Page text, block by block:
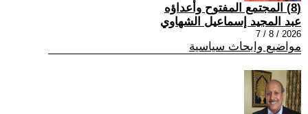
(8) المجتمع المفتوح وأعداؤه
عبد المجيد إسماعيل الشهاوي
2026 / 8 / 7
مواضيع وابحاث سياسية